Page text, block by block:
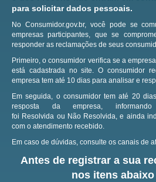
para solicitar dados pessoais.
No Consumidor.gov.br, você pode se
empresas participantes, que se
responder as reclamações de seus
Primeiro, o consumidor verifica se a
está cadastrada no site.O consumidor
empresa tem até 10 dias para analisar e
Em seguida, o consumidor tem até 20
resposta da empresa,
foi Resolvida ou Não Resolvida, e ainda
com o atendimento recebido.
Em caso de dúvidas, consulte os canais de
Antes de registrar a sua
nos itens abaixo